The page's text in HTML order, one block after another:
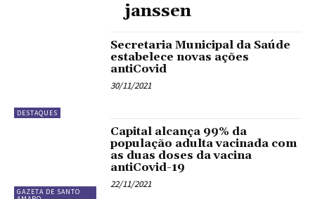
janssen
DESTAQUES
Secretaria Municipal da Saúde
estabelece novas ações
antiCovid
30/11/2021
GAZETA DE SANTO
Capital alcança 99% da
população adulta vacinada com
as duas doses da vacina
antiCovid-19
22/11/2021